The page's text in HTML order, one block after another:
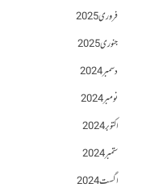
فروری 2025
جنوری 2025
دسمبر 2024
نومبر 2024
اکتوبر 2024
ستمبر 2024
اگست 2024